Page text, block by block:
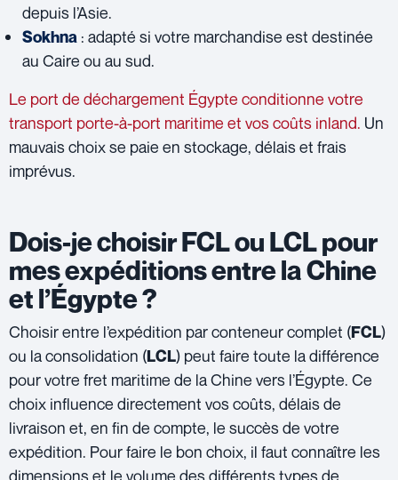
depuis l’Asie.
Sokhna : adapté si votre marchandise est destinée
au Caire ou au sud.
Le port de déchargement Égypte conditionne votre
transport porte-à-port maritime et vos coûts inland. Un
mauvais choix se paie en stockage, délais et frais
imprévus.
Dois-je choisir FCL ou LCL pour
mes expéditions entre la Chine
et l’Égypte ?
Choisir entre l’expédition par conteneur complet (FCL)
ou la consolidation (LCL) peut faire toute la différence
pour votre fret maritime de la Chine vers l’Égypte. Ce
choix influence directement vos coûts, délais de
livraison et, en fin de compte, le succès de votre
expédition. Pour faire le bon choix, il faut connaître les
dimensions et le volume des différents types de